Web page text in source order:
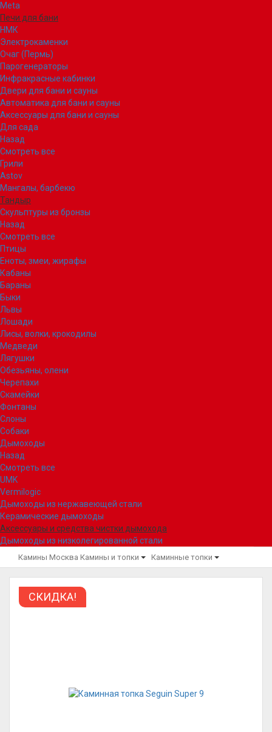
Meta
Печи для бани
НМК
Электрокаменки
Очаг (Пермь)
Парогенераторы
Инфракрасные кабинки
Двери для бани и сауны
Автоматика для бани и сауны
Аксессуары для бани и сауны
Для сада
Назад
Смотреть все
Грили
Astov
Мангалы, барбекю
Тандыр
Скульптуры из бронзы
Назад
Смотреть все
Птицы
Еноты, змеи, жирафы
Кабаны
Бараны
Быки
Львы
Лошади
Лисы, волки, крокодилы
Медведи
Лягушки
Обезьяны, олени
Черепахи
Скамейки
Фонтаны
Слоны
Собаки
Дымоходы
Назад
Смотреть все
UMK
Vermilogic
Дымоходы из нержавеющей стали
Керамические дымоходы
Аксессуары и средства чистки дымохода
Дымоходы из низколегированной стали
Камины Москва Камины и топки Каминные топки
СКИДКА!